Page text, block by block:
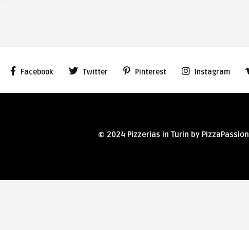
Facebook Twitter Pinterest Instagram
© 2024 Pizzerias in Turin by PizzaPassion